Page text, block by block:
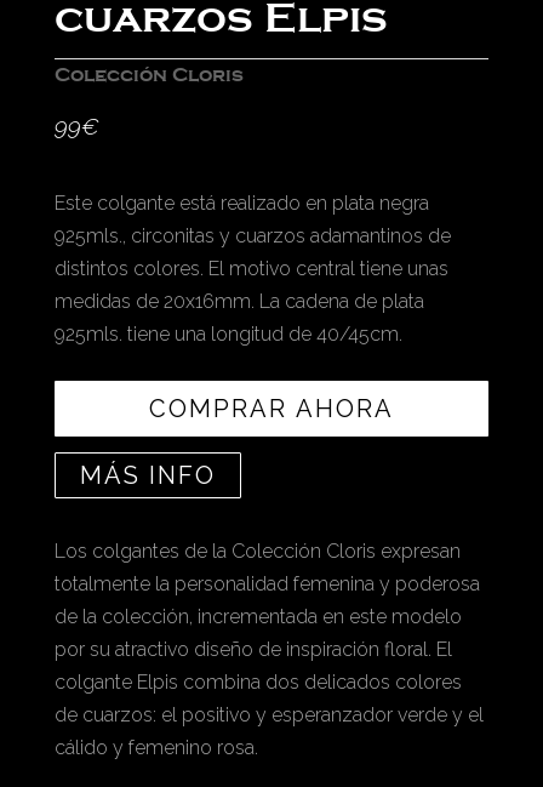
cuarzos Elpis
Colección Cloris
99€
Este colgante está realizado en plata negra
925mls., circonitas y cuarzos adamantinos de
distintos colores. El motivo central tiene unas
medidas de 20x16mm. La cadena de plata
925mls. tiene una longitud de 40/45cm.
COMPRAR AHORA
MÁS INFO
Los colgantes de la Colección Cloris expresan
totalmente la personalidad femenina y poderosa
de la colección, incrementada en este modelo
por su atractivo diseño de inspiración floral. El
colgante Elpis combina dos delicados colores
de cuarzos: el positivo y esperanzador verde y el
cálido y femenino rosa.